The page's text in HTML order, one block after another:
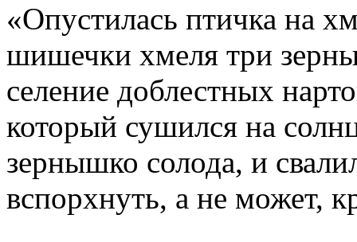
«Опустилась птичка на
шишечки хмеля три
селение доблестных
который сушился на
зернышко солода, и
вспорхнуть, а не может,